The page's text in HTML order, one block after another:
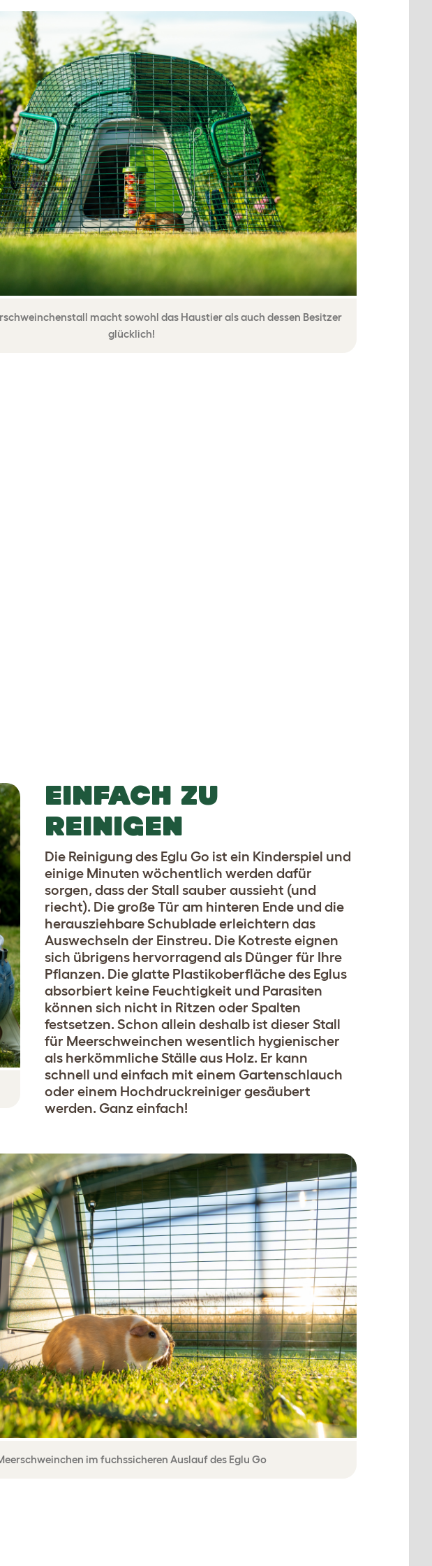
macht sowohl das Haustier als auch dessen Besitzer
glücklich!
EINFACH ZU
REINIGEN
Die Reinigung des Eglu Go ist ein Kinderspiel und
einige Minuten wöchentlich werden dafür
sorgen, dass der Stall sauber aussieht (und
riecht). Die große Tür am hinteren Ende und die
herausziehbare Schublade erleichtern das
Auswechseln der Einstreu. Die Kotreste eignen
sich übrigens hervorragend als Dünger für Ihre
Pflanzen. Die glatte Plastikoberfläche des Eglus
absorbiert keine Feuchtigkeit und Parasiten
können sich nicht in Ritzen oder Spalten
festsetzen. Schon allein deshalb ist dieser Stall
für Meerschweinchen wesentlich hygienischer
als herkömmliche Ställe aus Holz. Er kann
schnell und einfach mit einem Gartenschlauch
oder einem Hochdruckreiniger gesäubert
werden. Ganz einfach!
im fuchssicheren Auslauf des Eglu Go